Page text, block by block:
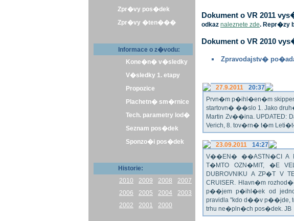
Zpr�vy pos�dek
Zpr�vy �ten���
Informace o z�vodu:
Kone�n� v�sledky
V�sledky 1. etapy
Propozice
Plachetn� sm�rnice
Tech. parametry lod�
Seznam pos�dek
Sponzo�i pos�dek
Historie:
2010
2009 2008
2007
2006
2005 2004
2003
2002
2001 2000
Dokument o VR 2011
odkaz naleznete zde. Repr�zy
Dokument o VR 2010
Zpravodajstv�
27.9.2011
20:37
Prvn�m p�ihl�en�m
startovn� ��slo 1. Jako
Martin Zv��ina.
Verich, 8. tov�rn� t�m
23.09.2011
14:27
V��EN� ��ASTN�CI A
T�MTO OZN�MIT, �E
DUBROVNIKU A ZP�T V
CRUISER. Hlavn�m
p��jem p�ihl�ek od
pravidla "kdo d��v p��jde,
trhu ne�pln�ch pos�dek. JB